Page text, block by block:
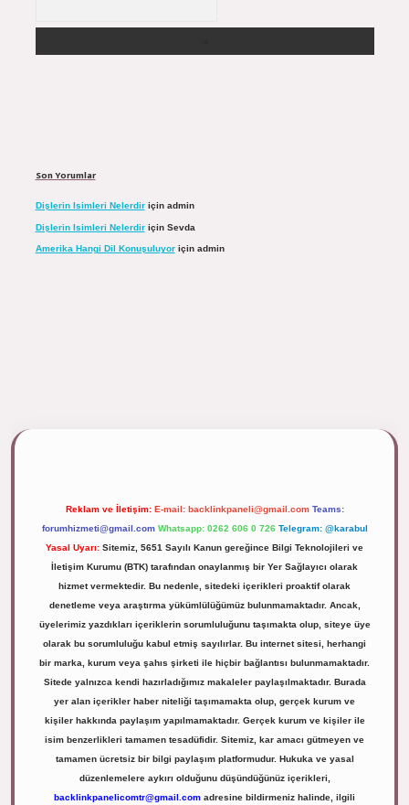
Son Yorumlar
Dişlerin Isimleri Nelerdiriçin admin
Dişlerin Isimleri Nelerdiriçin Sevda
Amerika Hangi Dil Konuşuluyoriçin admin
Reklam ve İletişim: E-mail: backlinkpaneli@gmail.com Teams:
forumhizmeti@gmail.com Whatsapp: 0262 606 0 726 Telegram: @karabul
Yasal Uyarı: Sitemiz, 5651 Sayılı Kanun gereğince Bilgi Teknolojileri ve
İletişim Kurumu (BTK) tarafından onaylanmış bir Yer Sağlayıcı olarak
hizmet vermektedir. Bu nedenle, sitedeki içerikleri proaktif olarak
denetleme veya araştırma yükümlülüğümüz bulunmamaktadır. Ancak,
üyelerimiz yazdıkları içeriklerin sorumluluğunu taşımakta olup, siteye üye
olarak bu sorumluluğu kabul etmiş sayılırlar. Bu internet sitesi, herhangi
bir marka, kurum veya şahıs şirketi ile hiçbir bağlantısı bulunmamaktadır.
Sitede yalnızca kendi hazırladığımız makaleler paylaşılmaktadır. Burada
yer alan içerikler haber niteliği taşımamakta olup, gerçek kurum ve
kişiler hakkında paylaşım yapılmamaktadır. Gerçek kurum ve kişiler ile
isim benzerlikleri tamamen tesadüfidir. Sitemiz, kar amacı gütmeyen ve
tamamen ücretsiz bir bilgi paylaşım platformudur. Hukuka ve yasal
düzenlemelere aykırı olduğunu düşündüğünüz içerikleri,
backlinkpanelicomtr@gmail.com adresine bildirmeniz halinde, ilgili